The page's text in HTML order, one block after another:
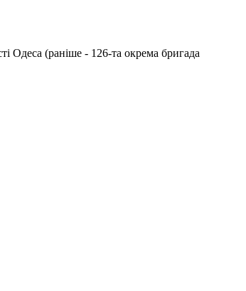
Одеса (раніше - 126-та окрема бригада